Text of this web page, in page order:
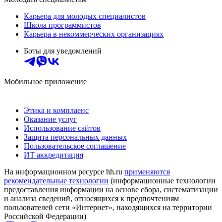
Карьера для молодых специалистов
Школа программистов
Карьера в некоммерческих организациях
Боты для уведомлений
Мобильное приложение
Этика и комплаенс
Оказание услуг
Использование сайтов
Защита персональных данных
Пользовательское соглашение
ИТ аккредитация
На информационном ресурсе hh.ru применяются
рекомендательные технологии (информационные технологии
предоставления информации на основе сбора, систематизации
и анализа сведений, относящихся к предпочтениям
пользователей сети «Интернет», находящихся на территории
Российской Федерации)